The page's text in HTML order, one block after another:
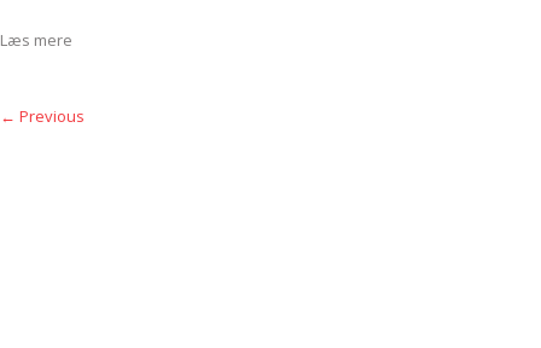
Læs mere
← Previous